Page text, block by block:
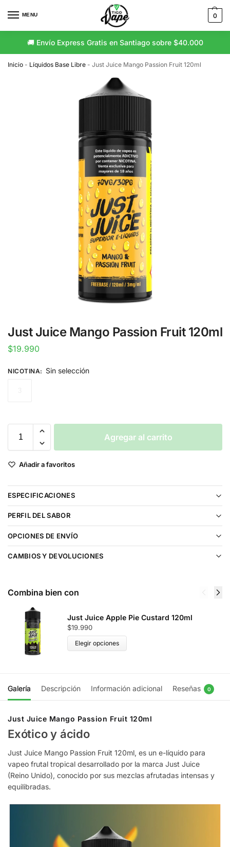
MENU 0
🚚 Envío Express Gratis en Santiago sobre $40.000
Inicio - Líquidos Base Libre - Just Juice Mango Passion Fruit 120ml
Just Juice Mango Passion Fruit 120ml
$19.990
NICOTINA: Sin selección
Agregar al carrito
Añadir a favoritos
ESPECIFICACIONES
PERFIL DEL SABOR
OPCIONES DE ENVÍO
CAMBIOS Y DEVOLUCIONES
Combina bien con
Just Juice Apple Pie Custard 120ml
$19.990
Elegir opciones
Galería Descripción Información adicional Reseñas 0
Just Juice Mango Passion Fruit 120ml
Exótico y ácido
Just Juice Mango Passion Fruit 120ml, es un e-líquido para
vapeo frutal tropical desarrollado por la marca Just Juice
(Reino Unido), conocido por sus mezclas afrutadas intensas y
equilibradas.